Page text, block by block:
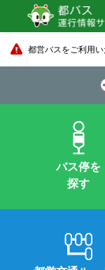
都営バスをご利用い
バス停を
探す